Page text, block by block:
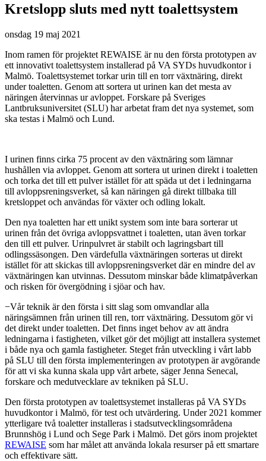
Kretslopp sluts med nytt toalettsystem
onsdag 19 maj 2021
Inom ramen för projektet REWAISE är nu den första prototypen av
ett innovativt toalettsystem installerad på VA SYDs huvudkontor i
Malmö. Toalettsystemet torkar urin till en torr växtnäring, direkt
under toaletten. Genom att sortera ut urinen kan det mesta av
näringen återvinnas ur avloppet. Forskare på Sveriges
Lantbruksuniversitet (SLU) har arbetat fram det nya systemet, som
ska testas i Malmö och Lund.
I urinen finns cirka 75 procent av den växtnäring som lämnar
hushållen via avloppet. Genom att sortera ut urinen direkt i toaletten
och torka det till ett pulver istället för att späda ut det i ledningarna
till avloppsreningsverket, så kan näringen gå direkt tillbaka till
kretsloppet och användas för växter och odling lokalt.
Den nya toaletten har ett unikt system som inte bara sorterar ut
urinen från det övriga avloppsvattnet i toaletten, utan även torkar
den till ett pulver. Urinpulvret är stabilt och lagringsbart till
odlingssäsongen. Den värdefulla växtnäringen sorteras ut direkt
istället för att skickas till avloppsreningsverket där en mindre del av
växtnäringen kan utvinnas. Dessutom minskar både klimatpåverkan
och risken för övergödning i sjöar och hav.
−Vår teknik är den första i sitt slag som omvandlar alla
näringsämnen från urinen till ren, torr växtnäring. Dessutom gör vi
det direkt under toaletten. Det finns inget behov av att ändra
ledningarna i fastigheten, vilket gör det möjligt att installera systemet
i både nya och gamla fastigheter. Steget från utveckling i vårt labb
på SLU till den första implementeringen av prototypen är avgörande
för att vi ska kunna skala upp vårt arbete, säger Jenna Senecal,
forskare och medutvecklare av tekniken på SLU.
Den första prototypen av toalettsystemet installeras på VA SYDs
huvudkontor i Malmö, för test och utvärdering. Under 2021 kommer
ytterligare två toaletter installeras i stadsutvecklingsområdena
Brunnshög i Lund och Sege Park i Malmö. Det görs inom projektet
REWAISE som har målet att använda lokala resurser på ett smartare
och effektivare sätt.